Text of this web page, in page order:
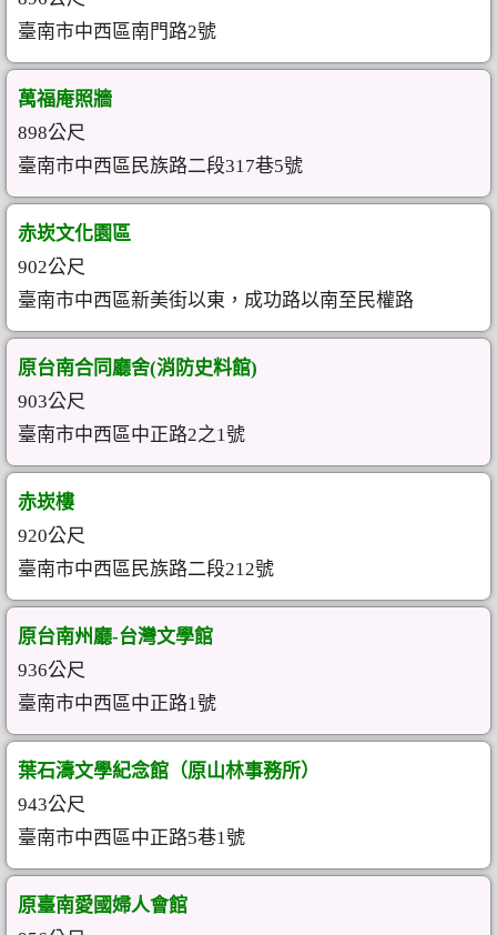
臺南市中西區南門路2號
萬福庵照牆
898公尺
臺南市中西區民族路二段317巷5號
赤崁文化園區
902公尺
臺南市中西區新美街以東，成功路以南至民權路
原台南合同廳舍(消防史料館)
903公尺
臺南市中西區中正路2之1號
赤崁樓
920公尺
臺南市中西區民族路二段212號
原台南州廳-台灣文學館
936公尺
臺南市中西區中正路1號
葉石濤文學紀念館（原山林事務所）
943公尺
臺南市中西區中正路5巷1號
原臺南愛國婦人會館